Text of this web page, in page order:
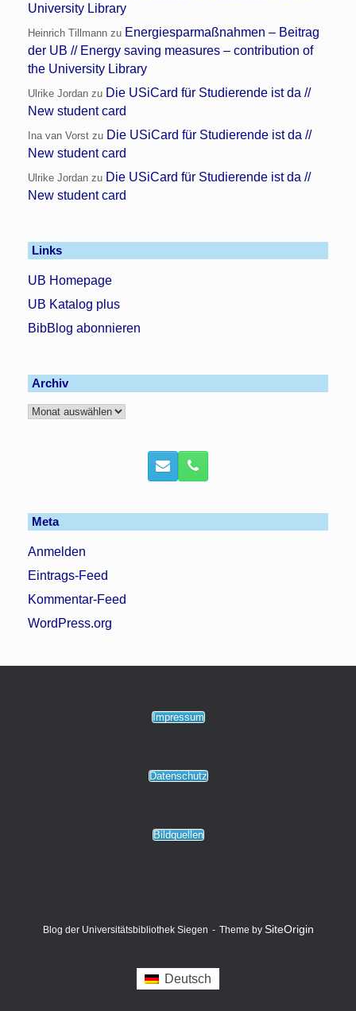
University Library
Heinrich Tillmann zu Energiesparmaßnahmen – Beitrag
der UB // Energy saving measures – contribution of
the University Library
Ulrike Jordan zu Die USiCard für Studierende ist da //
New student card
Ina van Vorst zu Die USiCard für Studierende ist da //
New student card
Ulrike Jordan zu Die USiCard für Studierende ist da //
New student card
Links
UB Homepage
UB Katalog plus
BibBlog abonnieren
Archiv
Archiv
Meta
Anmelden
Eintrags-Feed
Kommentar-Feed
WordPress.org
Impressum
Datenschutz
Bildquellen
Blog der Universitätsbibliothek Siegen Theme by SiteOrigin
Deutsch